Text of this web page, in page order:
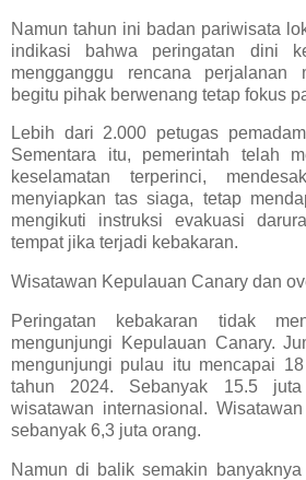
Namun tahun ini badan pariwisata
indikasi bahwa peringatan dini
mengganggu rencana perjalanan
begitu pihak berwenang tetap fokus
Lebih dari 2.000 petugas
Sementara itu, pemerintah telah
keselamatan terperinci,
menyiapkan tas siaga, tetap
mengikuti instruksi evakuasi
tempat jika terjadi kebakaran.
Wisatawan Kepulauan Canary dan
Peringatan kebakaran tidak
mengunjungi Kepulauan Canary.
mengunjungi pulau itu mencapai
tahun 2024. Sebanyak 15.5 juta
wisatawan internasional.
sebanyak 6,3 juta orang.
Namun di balik semakin